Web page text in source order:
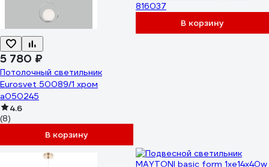
5 780 ₽
Потолочный светильник
Eurosvet 50089/1 хром
a050245
4.6
(8)
В корзину
816037
В корзину